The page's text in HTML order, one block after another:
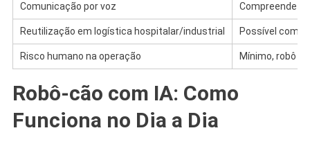
Comunicação por voz Compreende
Reutilização em logística hospitalar/industrial Possível com
Risco humano na operação Mínimo, robô
Robô-cão com IA: Como
Funciona no Dia a Dia